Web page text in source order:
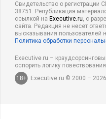
Titania
Suda
Косметика для загара:
Tan Master
Super Tan
Свидетельство о регистрации
38751. Републикация
ссылкой на Executive.ru, с
сайта. Редакция не несет
высказывания пользователей
Политика обработки
Executive.ru –
оспорить логику
18+
Executive.ru © 2000 –